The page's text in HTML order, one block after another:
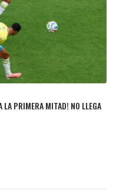
LA PRIMERA MITAD! NO LLEGA